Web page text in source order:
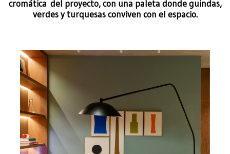
cromática del proyecto, con una paleta donde guindas,
verdes y turquesas conviven con el espacio.